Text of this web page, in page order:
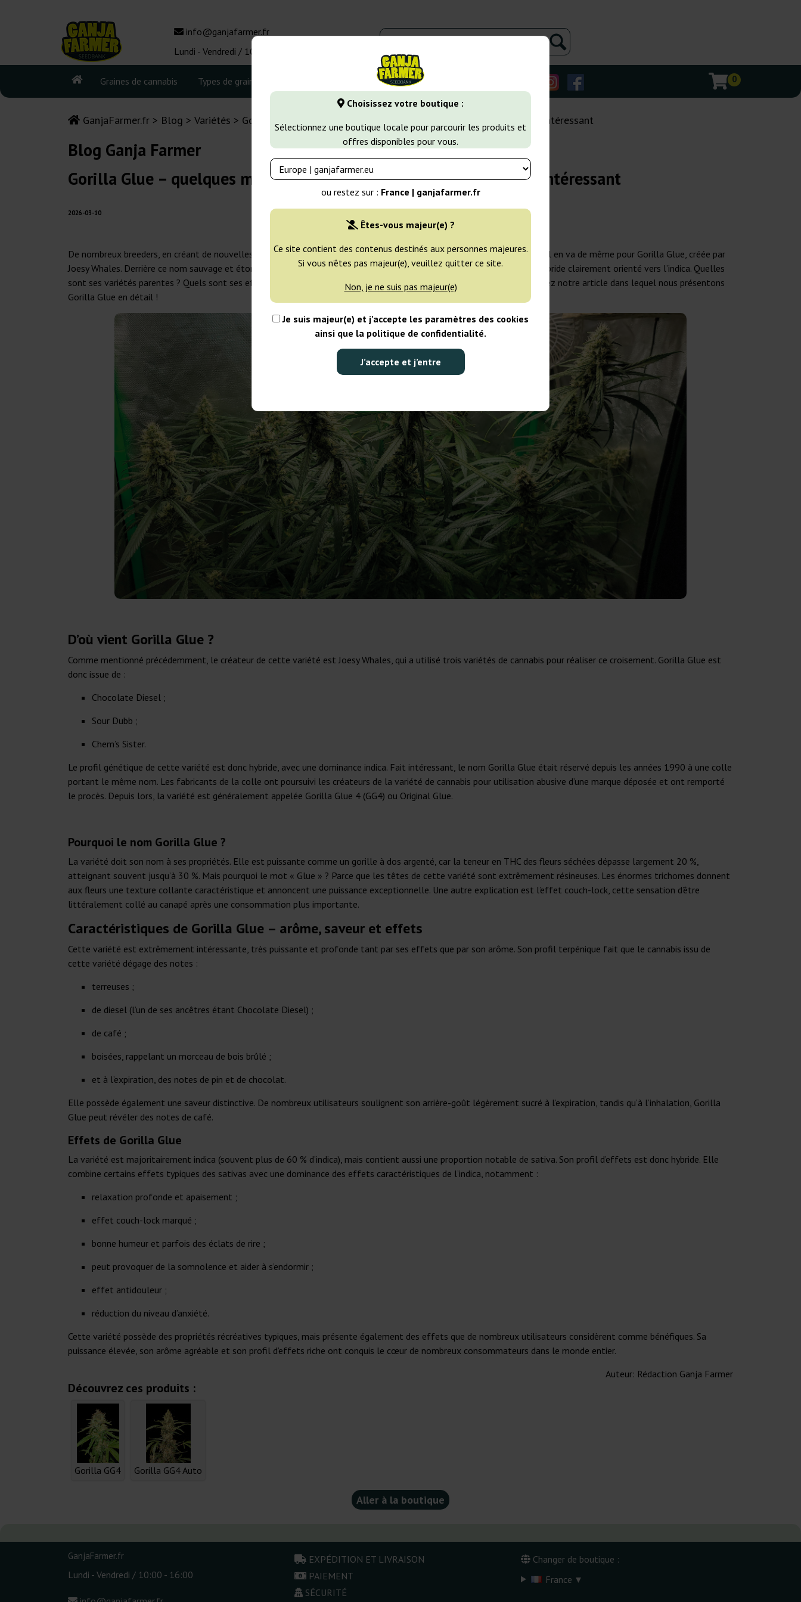
Choisissez votre boutique :
Sélectionnez une boutique locale pour parcourir les produits et
offres disponibles pour vous.
ou restez sur : France | ganjafarmer.fr
Êtes-vous majeur(e) ?
Ce site contient des contenus destinés aux personnes majeures.
Si vous n’êtes pas majeur(e), veuillez quitter ce site.
Non, je ne suis pas majeur(e)
Je suis majeur(e) et j’accepte les paramètres des cookies
ainsi que la politique de confidentialité.
J’accepte et j’entre
info@ganjafarmer.fr
Lundi - Vendredi / 10:00 - 16:00
Graines de cannabis Types de graines Variétés de cannabis 0
GanjaFarmer.fr Blog Variétés Gorilla Glue – quelques mots sur cet hybride exceptionnellement intéressant
Blog Ganja Farmer
Gorilla Glue – quelques mots sur cet hybride exceptionnellement intéressant
2026-03-10
De nombreux breeders, en créant de nouvelles variétés de cannabis, leur donnent souvent des noms assez surprenants. Il en va de même pour Gorilla Glue, créée par
Joesy Whales. Derrière ce nom sauvage et étonnant se cache une variété de cannabis intéressante au profil génétique hybride clairement orienté vers l’indica. Quelles
sont ses variétés parentes ? Quels sont ses effets ? Offre-t-elle des rendements abondants ? Découvrez-en plus et lisez notre article dans lequel nous présentons
Gorilla Glue en détail !
D’où vient Gorilla Glue ?
Comme mentionné précédemment, le créateur de cette variété est Joesy Whales, qui a utilisé trois variétés de cannabis pour réaliser ce croisement. Gorilla Glue est
donc issue de :
Chocolate Diesel ;
Sour Dubb ;
Chem’s Sister.
Le profil génétique de cette variété est donc hybride, avec une dominance indica. Fait intéressant, le nom Gorilla Glue était réservé depuis les années 1990 à une colle
portant le même nom. Les fabricants de la colle ont poursuivi les créateurs de la variété de cannabis pour utilisation abusive d’une marque déposée et ont remporté
le procès. Depuis lors, la variété est généralement appelée Gorilla Glue 4 (GG4) ou Original Glue.
Pourquoi le nom Gorilla Glue ?
La variété doit son nom à ses propriétés. Elle est puissante comme un gorille à dos argenté, car la teneur en THC des fleurs séchées dépasse largement 20 %,
atteignant souvent jusqu’à 30 %. Mais pourquoi le mot « Glue » ? Parce que les têtes de cette variété sont extrêmement résineuses. Les énormes trichomes donnent
aux fleurs une texture collante caractéristique et annoncent une puissance exceptionnelle. Une autre explication est l’effet couch-lock, cette sensation d’être
littéralement collé au canapé après une consommation plus importante.
Caractéristiques de Gorilla Glue – arôme, saveur et effets
Cette variété est extrêmement intéressante, très puissante et profonde tant par ses effets que par son arôme. Son profil terpénique fait que le cannabis issu de
cette variété dégage des notes :
terreuses ;
de diesel (l’un de ses ancêtres étant Chocolate Diesel) ;
de café ;
boisées, rappelant un morceau de bois brûlé ;
et à l’expiration, des notes de pin et de chocolat.
Elle possède également une saveur distinctive. De nombreux utilisateurs soulignent son arrière-goût légèrement sucré à l’expiration, tandis qu’à l’inhalation, Gorilla
Glue peut révéler des notes de café.
Effets de Gorilla Glue
La variété est majoritairement indica (souvent plus de 60 % d’indica), mais contient aussi une proportion notable de sativa. Son profil d’effets est donc hybride. Elle
combine certains effets typiques des sativas avec une dominance des effets caractéristiques de l’indica, notamment :
relaxation profonde et apaisement ;
effet couch-lock marqué ;
bonne humeur et parfois des éclats de rire ;
peut provoquer de la somnolence et aider à s’endormir ;
effet antidouleur ;
réduction du niveau d’anxiété.
Cette variété possède des propriétés récréatives typiques, mais présente également des effets que de nombreux utilisateurs considèrent comme bénéfiques. Sa
puissance élevée, son arôme agréable et son profil d’effets riche ont conquis le cœur de nombreux consommateurs dans le monde entier.
Auteur: Rédaction Ganja Farmer
Découvrez ces produits :
Gorilla GG4 Gorilla GG4 Auto
Aller à la boutique
GanjaFarmer.fr
Lundi - Vendredi / 10:00 - 16:00
EXPÉDITION ET LIVRAISON
PAIEMENT
SÉCURITÉ
Changer de boutique :
France ▾